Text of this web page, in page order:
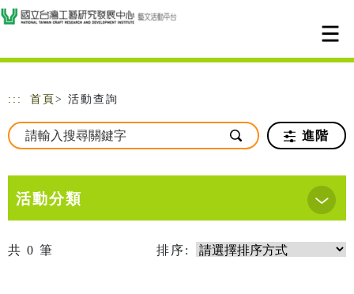
跳到主要內容
網站導覽
::: 首頁 > 活動查詢
進階
活動分類
共 0 筆 排序: